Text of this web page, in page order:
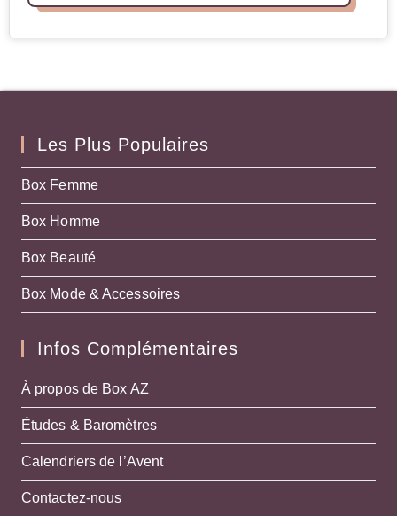
Les Plus Populaires
Box Femme
Box Homme
Box Beauté
Box Mode & Accessoires
Infos Complémentaires
À propos de Box AZ
Études & Baromètres
Calendriers de l’Avent
Contactez-nous